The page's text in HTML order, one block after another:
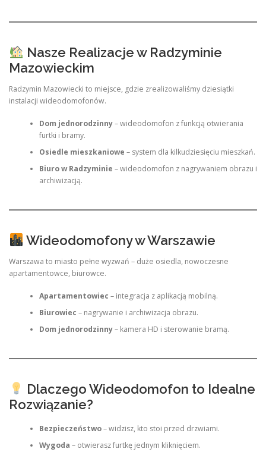
Nasze Realizacje w Radzyminie
Mazowieckim
Radzymin Mazowiecki to miejsce, gdzie zrealizowaliśmy dziesiątki
instalacji wideodomofonów.
Dom jednorodzinny– wideodomofon z funkcją otwierania
furtki i bramy.
Osiedle mieszkaniowe – system dla kilkudziesięciu mieszkań.
Biuro w Radzyminie – wideodomofon z nagrywaniem obrazu i
archiwizacją.
Wideodomofony w Warszawie
Warszawa to miasto pełne wyzwań – duże osiedla, nowoczesne
apartamentowce, biurowce.
Apartamentowiec – integracja z aplikacją mobilną.
Biurowiec – nagrywanie i archiwizacja obrazu.
Dom jednorodzinny– kamera HD i sterowanie bramą.
Dlaczego Wideodomofon to Idealne
Rozwiązanie?
Bezpieczeństwo– widzisz, kto stoi przed drzwiami.
Wygoda – otwierasz furtkę jednym kliknięciem.